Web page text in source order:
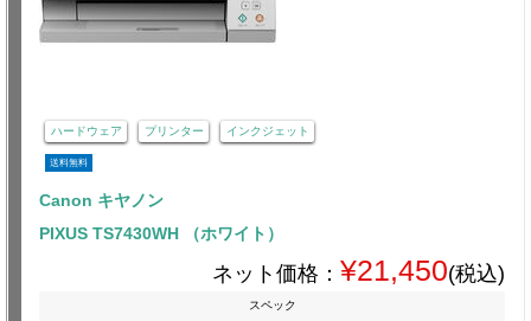
ハードウェア プリンター インクジェット
送料無料
Canon キヤノン
PIXUS TS7430WH （ホワイト）
ネット価格： ¥21,450(税込)
スペック